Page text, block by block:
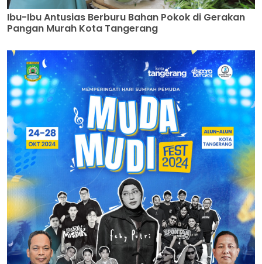
Ibu-Ibu Antusias Berburu Bahan Pokok di Gerakan
Pangan Murah Kota Tangerang